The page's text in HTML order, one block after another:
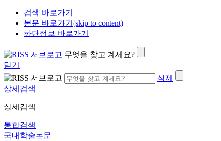
검색 바로가기
본문 바로가기(skip to content)
하단정보 바로가기
무엇을 찾고 계세요?
닫기
삭제
상세검색
상세검색
통합검색
국내학술논문